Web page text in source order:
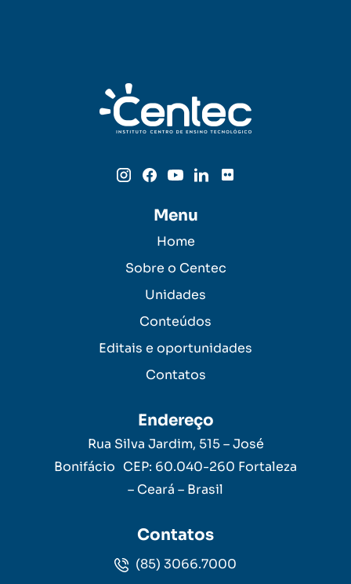
Menu
Home
Sobre o Centec
Unidades
Conteúdos
Editais e oportunidades
Contatos
Endereço
Rua Silva Jardim, 515 – José
Bonifácio CEP: 60.040-260 Fortaleza
– Ceará – Brasil
Contatos
(85) 3066.7000